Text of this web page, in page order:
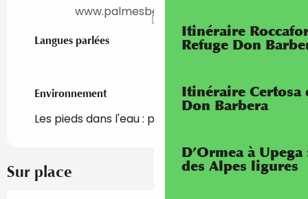
Itinéraire
Refuge Don
Itinéraire Certosa
Don Barbera
D’Ormea à
des Alpes ligures
www.palmesbeachmenton.fr
Langues parlées
Langues parlées
Environnement
Environnement
Les pieds dans l'eau : plage
Sur place